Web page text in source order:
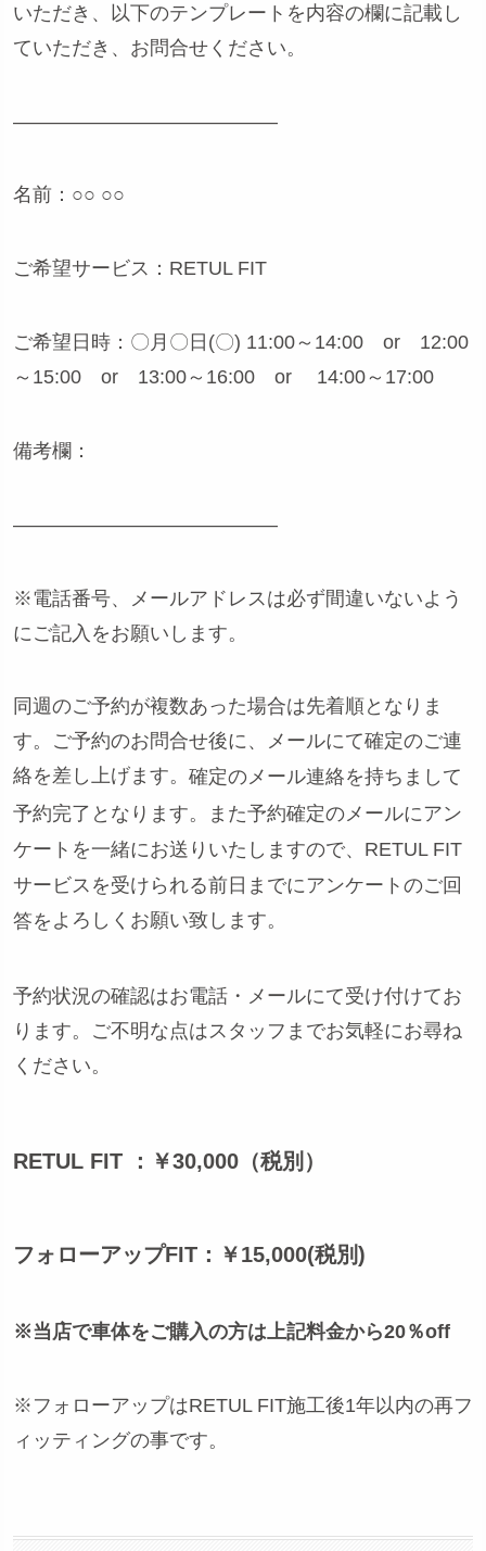
いただき、以下のテンプレートを内容の欄に記載し
ていただき、お問合せください。
—————————————–
名前：○○ ○○
ご希望サービス：RETUL FIT
ご希望日時：〇月〇日(〇) 11:00～14:00 or 12:00
～15:00 or 13:00～16:00 or 14:00～17:00
備考欄：
—————————————–
※電話番号、メールアドレスは必ず間違いないよう
にご記入をお願いします。
同週のご予約が複数あった場合は先着順となりま
す。ご予約のお問合せ後に、メールにて確定のご連
絡を差し上げます。 確定のメール連絡を持ちまして
予約完了となります。また予約確定のメールにアン
ケートを一緒にお送りいたしますので、RETUL FIT
サービスを受けられる前日までにアンケートのご回
答を よろしくお願い致します。
予約状況の確認はお電話・メールにて受け付けてお
ります。ご不明な点はスタッフまでお気軽にお尋ね
ください。
RETUL FIT ：￥30,000（税別）
フォローアップFIT：￥15,000(税別)
※当店で車体をご購入の方は上記料金から20％off
※フォローアップはRETUL FIT施工後1年以内の再フ
ィッティングの事です。